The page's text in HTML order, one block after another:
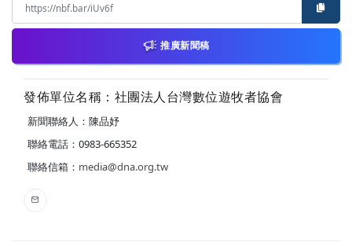
推廣新聞稿
發佈單位名稱：社團法人台灣數位遊牧者協會
新聞聯絡人：陳品妤
聯絡電話：0983-665352
聯絡信箱： media@dna.org.tw